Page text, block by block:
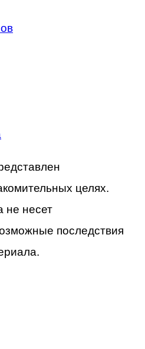
целях.
не несет
последствия